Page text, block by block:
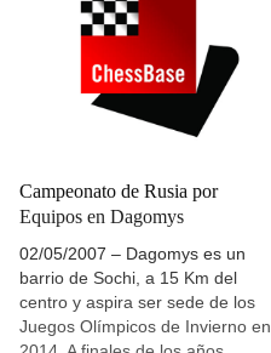
lugar figuran los equipos Elara,
Ekonomist y Junost Moskvy.
Como no podía ser de otra
manera, Sergey Tiviakov (foto) y
su madre siguen activos sacando
instantáneas y nos mandaron
desde Dagomys...
Campeonato de Rusia por
Equipos en Dagomys
02/05/2007 – Dagomys es un
barrio de Sochi, a 15 Km del
centro y aspira ser sede de los
Juegos Olímpicos de Invierno en